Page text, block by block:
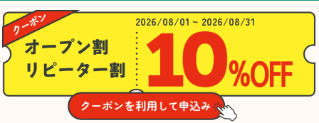
2026/08/01 ~ 2026/08/31